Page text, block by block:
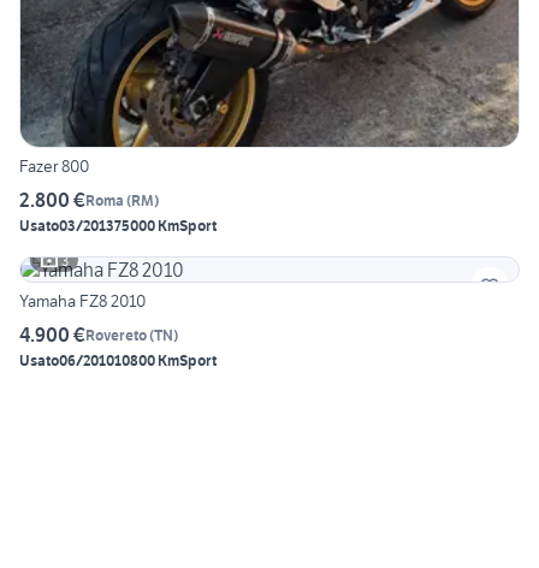
Fazer 800
2.800 €Roma (RM)
Usato03/201375000 KmSport
3
Yamaha FZ8 2010
4.900 €Rovereto(TN)
Usato06/201010800 KmSport